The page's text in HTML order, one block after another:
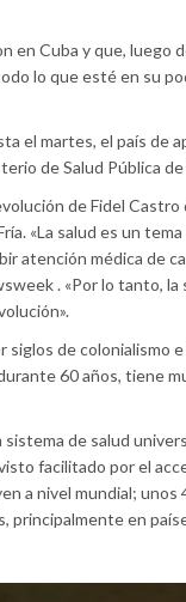
en Cuba y que, luego
lo que esté en su
el martes, el país de
de Salud Pública de
de Fidel Castro
«La salud es un
atención médica de
. «Por lo tanto, la
de colonialismo
60 años, tiene
de salud
facilitado por el
a nivel mundial; unos
principalmente en